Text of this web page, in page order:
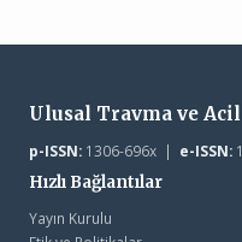
Ulusal Travma ve
p-ISSN:1306-696x | e-ISSN:
Hızlı Bağlantılar
Yayın Kurulu